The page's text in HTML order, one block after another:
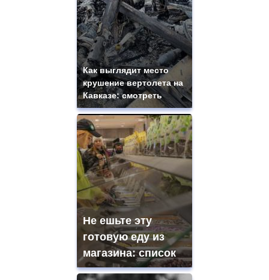
Как выглядит место
крушение вертолета на
Кавказе: смотреть
Не ешьте эту
готовую еду из
магазина: список